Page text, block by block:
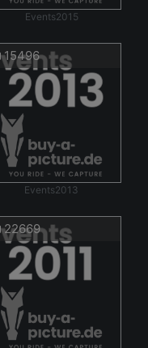
Events2015
15496
Events2013
22669